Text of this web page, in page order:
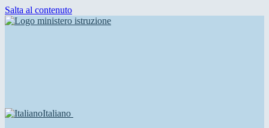
Salta al contenuto
Italiano